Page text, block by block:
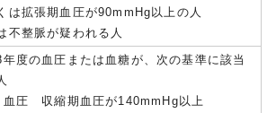
は拡張期血圧が90mmHg以上の人
不整脈が疑われる人
年度の血圧または血糖が、次の基準に該当
血圧 収縮期血圧が140mmHg以上